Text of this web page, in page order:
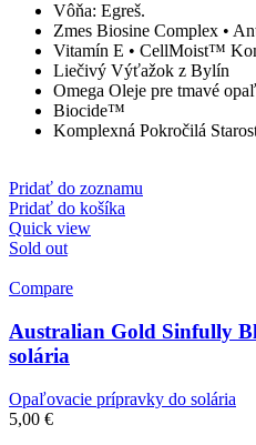
Vôňa: Egreš.
Zmes Biosine Complex •
Vitamín E • CellMoist™
Liečivý Výťažok z Bylín
Omega Oleje pre tmavé
Biocide™
Komplexná Pokročilá
Pridať do zoznamu
Pridať do košíka
Quick view
Sold out
Compare
Australian Gold Sinfully
solária
Opaľovacie prípravky do solária
5,00 €